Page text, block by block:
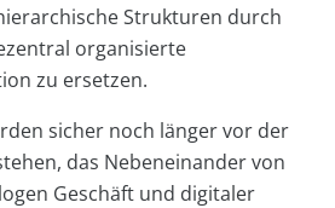
Strukturen durch
organisierte
zu ersetzen.
sicher noch länger vor der
das Nebeneinander von
Geschäft und digitaler